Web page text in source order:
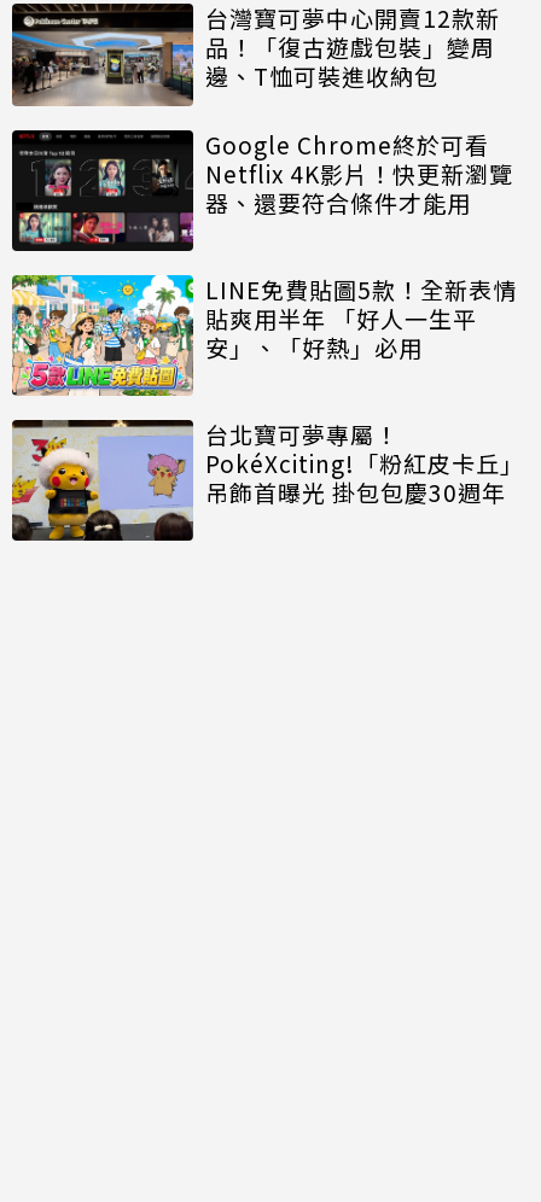
台灣寶可夢中心開賣12款新
品！「復古遊戲包裝」變周
邊、T恤可裝進收納包
Google Chrome終於可看
Netflix 4K影片！快更新瀏覽
器、還要符合條件才能用
LINE免費貼圖5款！全新表情
貼爽用半年 「好人一生平
安」、「好熱」必用
台北寶可夢專屬！
PokéXciting!「粉紅皮卡丘」
吊飾首曝光 掛包包慶30週年